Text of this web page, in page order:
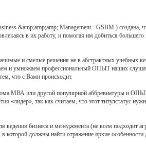
&amp;amp;amp; Management - GSBM ) создана,
в их работу, и помогая им добиться большего
и смелые решения не в абстрактных учебных
и умножаем профессиональный ОПЫТ наших
что с Вами происходит.
МВА или другой популярной аббревиатуры и
так как считаем, что этот титулстатус
бизнеса и менеджмента (не всем подходит
которой должны найти отражение яркие особенности